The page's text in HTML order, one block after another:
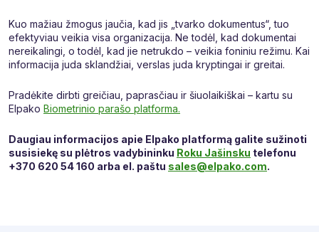
Kuo mažiau žmogus jaučia, kad jis „tvarko dokumentus“, tuo
efektyviau veikia visa organizacija. Ne todėl, kad dokumentai
nereikalingi, o todėl, kad jie netrukdo – veikia foniniu režimu. Kai
informacija juda sklandžiai, verslas juda kryptingai ir greitai.
Pradėkite dirbti greičiau, paprasčiau ir šiuolaikiškai – kartu su
Elpako Biometrinio parašo platforma.
Daugiau informacijos apie Elpako platformą galite sužinoti
susisiekę su plėtros vadybininku Roku Jašinsku telefonu
+370 620 54 160 arba el. paštu sales@elpako.com.